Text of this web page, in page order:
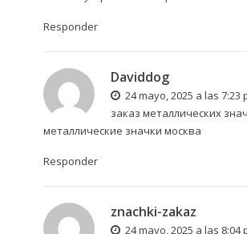
Responder
Daviddog
24 mayo, 2025 a las 7:23
заказ металлических
металлические значки москва
Responder
znachki-zakaz
24 mayo, 2025 a las 8:04